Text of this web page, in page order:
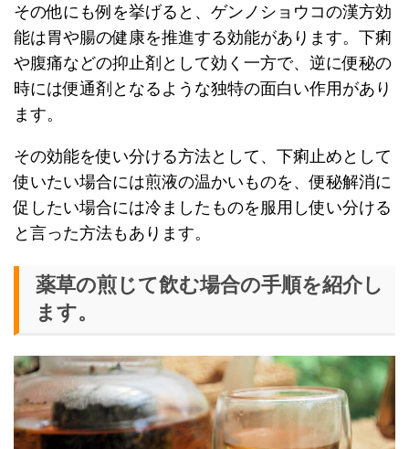
その他にも例を挙げると、ゲンノショウコの漢方効
能は胃や腸の健康を推進する効能があります。下痢
や腹痛などの抑止剤として効く一方で、逆に便秘の
時には便通剤となるような独特の面白い作用があり
ます。
その効能を使い分ける方法として、下痢止めとして
使いたい場合には煎液の温かいものを、便秘解消に
促したい場合には冷ましたものを服用し使い分ける
と言った方法もあります。
薬草の煎じて飲む場合の手順を紹介し
ます。